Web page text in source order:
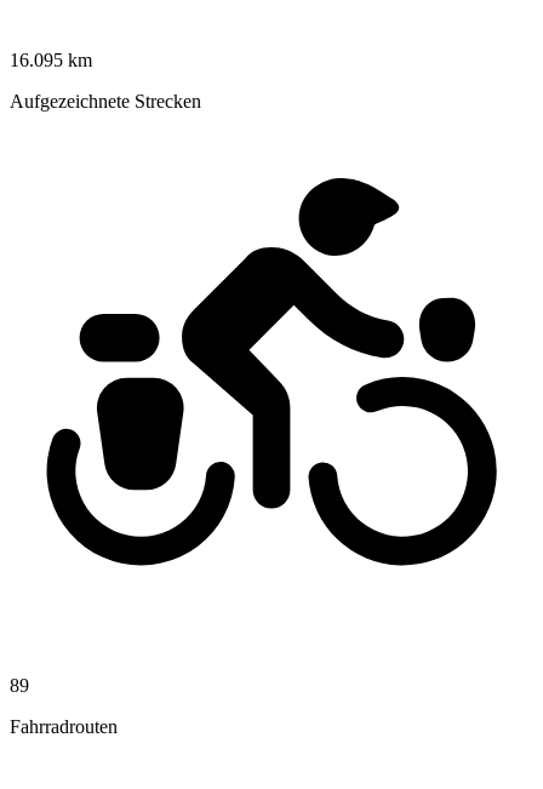
16.095 km
Aufgezeichnete Strecken
89
Fahrradrouten